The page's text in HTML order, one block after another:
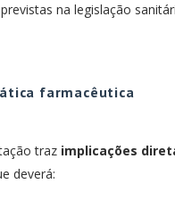
na legislação
farmacêutica
traz implicações
deverá: